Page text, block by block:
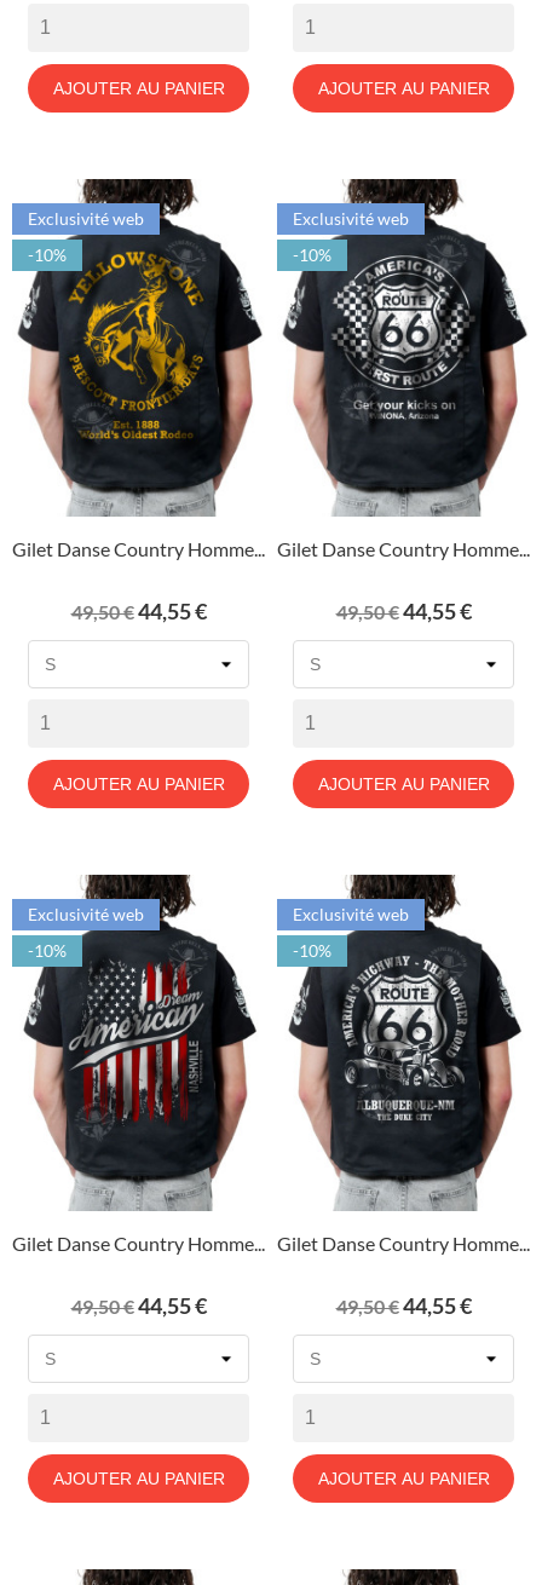
AJOUTER AU PANIER AJOUTER AU PANIER
Gilet Danse Country Homme...
Prix
de
49,50 €Prix
44,55 €
AJOUTER AU PANIER
Exclusivité web
-10%
Gilet Danse Country Homme...
Prix
de
49,50 €Prix
44,55 €
AJOUTER AU PANIER
Exclusivité web
-10%
Gilet Danse Country Homme...
Prix
de
49,50 €Prix
44,55 €
AJOUTER AU PANIER
Exclusivité web
-10%
Gilet Danse Country Homme...
Prix
de
49,50 €Prix
44,55 €
AJOUTER AU PANIER
Exclusivité web
-10%